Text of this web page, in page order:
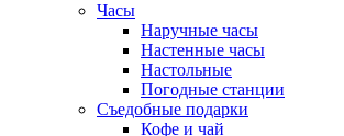
Часы
Наручные часы
Настенные часы
Настольные
Погодные станции
Съедобные подарки
Кофе и чай